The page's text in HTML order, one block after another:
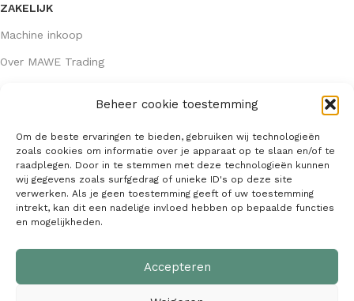
Beheer cookie toestemming
Om de beste ervaringen te bieden, gebruiken wij technologieën
zoals cookies om informatie over je apparaat op te slaan en/of te
raadplegen. Door in te stemmen met deze technologieën kunnen
wij gegevens zoals surfgedrag of unieke ID's op deze site
verwerken. Als je geen toestemming geeft of uw toestemming
intrekt, kan dit een nadelige invloed hebben op bepaalde functies
en mogelijkheden.
Accepteren
ZAKELIJK
Machine inkoop
Over MAWE Trading
Algemene voorwaarden
KVK: 64407667
info@mawetrading.nl
+31 6 53 270 335
| Webdesign: